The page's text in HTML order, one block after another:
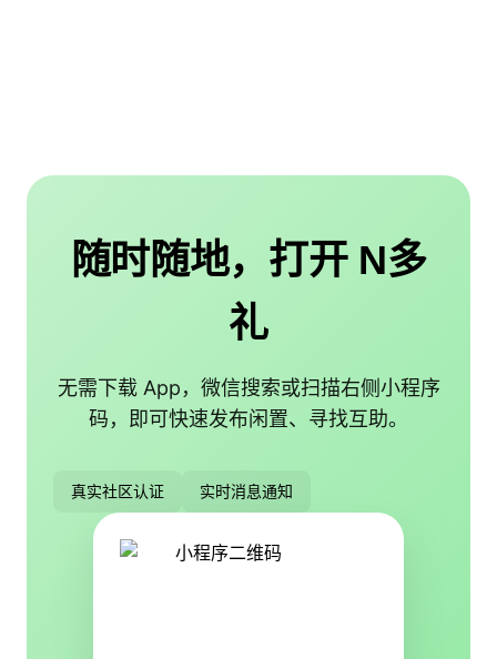
随时随地，打开 N多
礼
无需下载 App，微信搜索或扫描右侧小程序
码，即可快速发布闲置、寻找互助。
真实社区认证 实时消息通知